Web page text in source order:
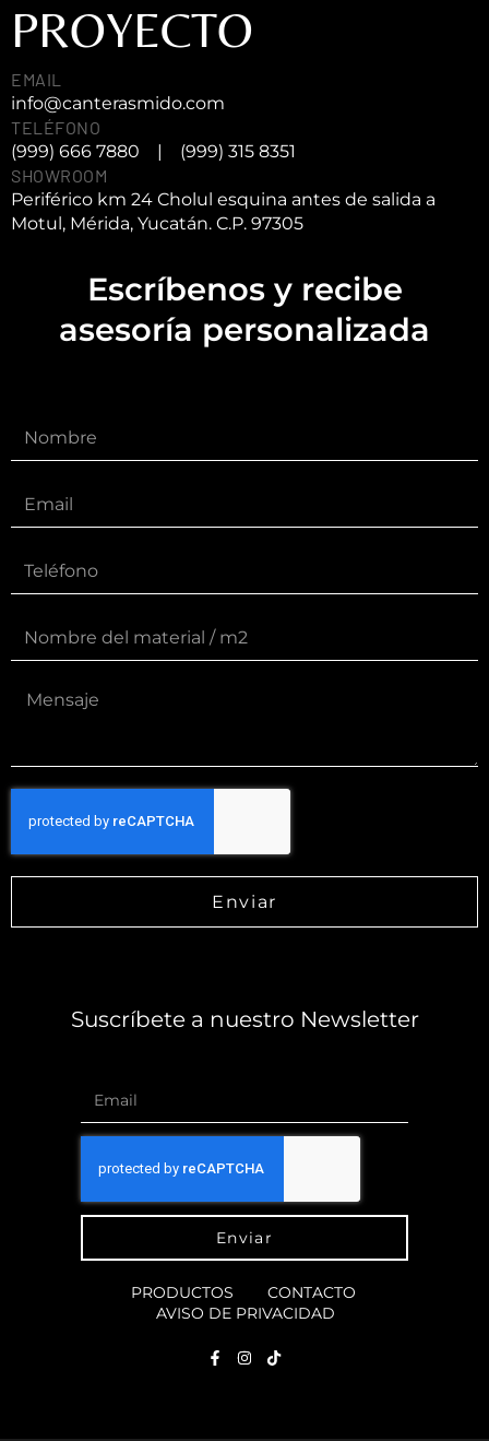
PROYECTO
EMAIL
info@canterasmido.com
TELÉFONO
(999) 666 7880
|
(999) 315 8351
SHOWROOM
Periférico km 24 Cholul esquina antes de salida a
Motul, Mérida, Yucatán. C.P. 97305
Escríbenos y recibe
asesoría personalizada
Enviar
Suscríbete a nuestro Newsletter
Enviar
PRODUCTOS
CONTACTO
AVISO DE PRIVACIDAD